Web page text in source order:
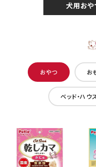
犬用お
おやつ お
ベッド・ハウ